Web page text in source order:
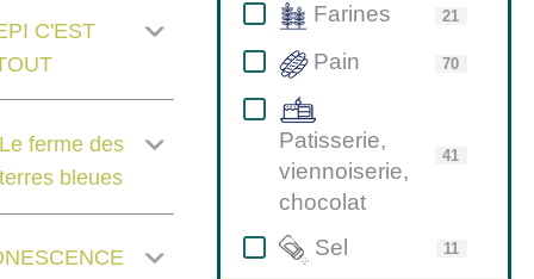
Farines 21
Pain 70
Patisserie,
viennoiserie,
chocolat
41
Sel 11
C'EST
Le ferme des
terres bleues